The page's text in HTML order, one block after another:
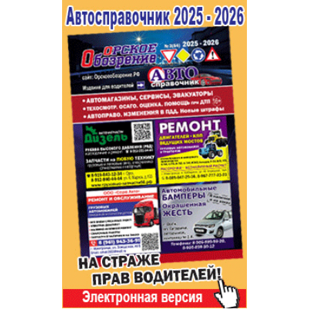
Строительство и ремонт
Авто и мото
Рестораны, кафе, бары
Развлечения и отдых
Спорт Фитнес
Недвижимость
Красота Косметология
Телекоммуникации и связь
Торговля
Бизнес и финансы
Юристы, Экспертиза, Страхование
Ремонт
Социальные организации
Это интересно
Администрация
Популярное →
Строительство и ремонт